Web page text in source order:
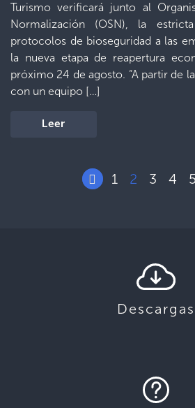
Turismo verificará junto al
Normalización (OSN), la
protocolos de bioseguridad a las
la nueva etapa de reapertura
próximo 24 de agosto. “A partir de
con un equipo […]
Leer
1 2 3 4 5
Descargas